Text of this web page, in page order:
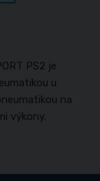
PS2 je
u
na
výkony.